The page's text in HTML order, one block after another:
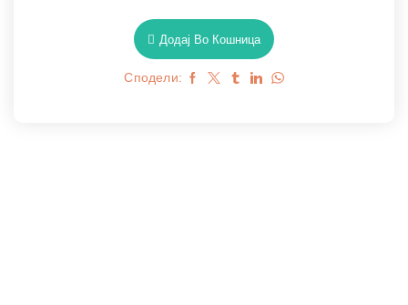
Додај Во Кошница
Сподели: